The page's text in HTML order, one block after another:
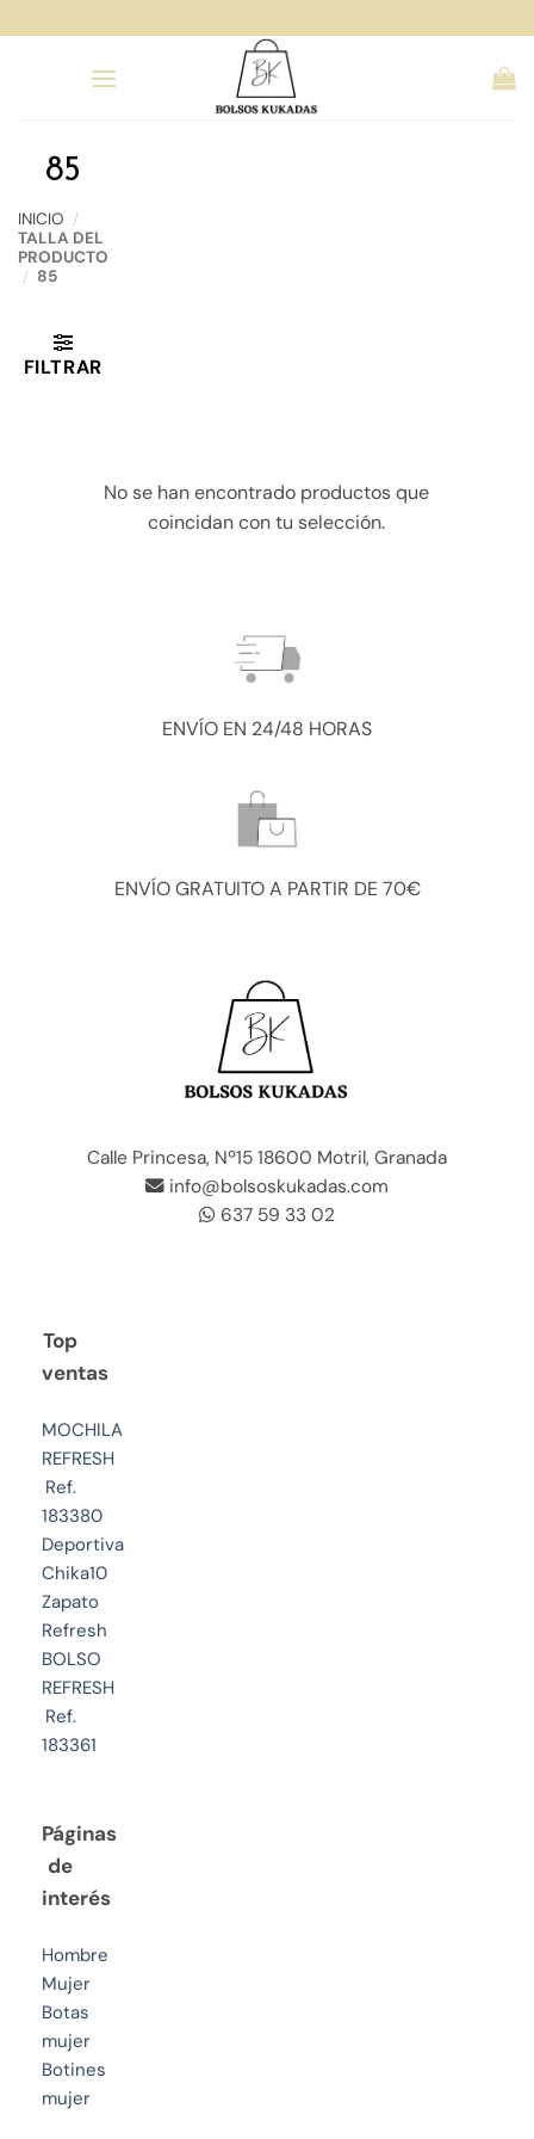
al
85
INICIO /
TALLA DEL
PRODUCTO
/ 85
FILTRAR
No se han encontrado productos que
coincidan con tu selección.
ENVÍO EN 24/48 HORAS
ENVÍO GRATUITO A PARTIR DE 70€
Calle Princesa, Nº15 18600 Motril, Granada
info@bolsoskukadas.com
637 59 33 02
Top
ventas
MOCHILA
REFRESH
Ref.
183380
Deportiva
Chika10
Zapato
Refresh
BOLSO
REFRESH
Ref.
183361
Páginas
de
interés
Hombre
Mujer
Botas
mujer
Botines
mujer